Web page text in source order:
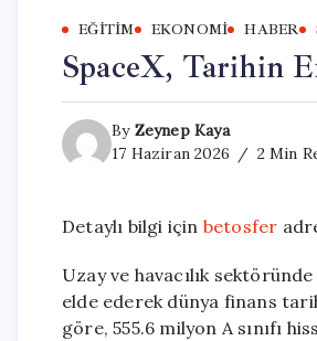
EĞITIM EKONOMI HABER
SpaceX, Tarihin
By Zeynep Kaya
17 Haziran 2026
2 Min
Detaylı bilgi için betosfer
Uzay ve havacılık
elde ederek dünya finans
göre, 555.6 milyon A sınıfı